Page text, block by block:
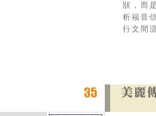
狀，而
析福音
行文間